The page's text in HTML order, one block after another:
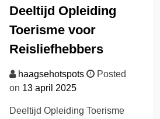
Deeltijd Opleiding
Toerisme voor
Reisliefhebbers
haagsehotspots
Posted
on 13 april 2025
Deeltijd Opleiding Toerisme